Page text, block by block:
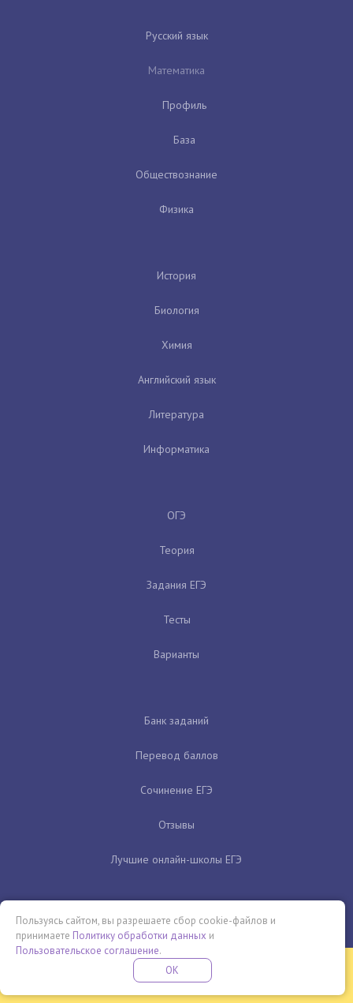
Русский язык
Математика
Профиль
База
Обществознание
Физика
История
Биология
Химия
Английский язык
Литература
Информатика
ОГЭ
Теория
Задания ЕГЭ
Тесты
Варианты
Банк заданий
Перевод баллов
Сочинение ЕГЭ
Отзывы
Лучшие онлайн-школы ЕГЭ
Бесплатная летняя школа
ПРОВЕДИ ЭТО ЛЕТО С ПОЛЬЗОЙ
Пользуясь сайтом, вы разрешаете сбор cookie-файлов и
принимаете Политику обработки данных и
Пользовательское соглашение.
OK